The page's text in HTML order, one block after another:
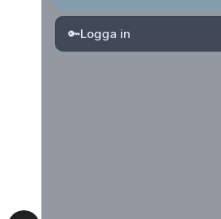
🔑Logga in